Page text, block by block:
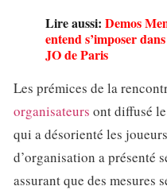
Lire aussi: Demos
entend s’imposer
JO de Paris
Les prémices de la
organisateurs ont diffusé
qui a désorienté les
d’organisation a présenté
assurant que des mesures